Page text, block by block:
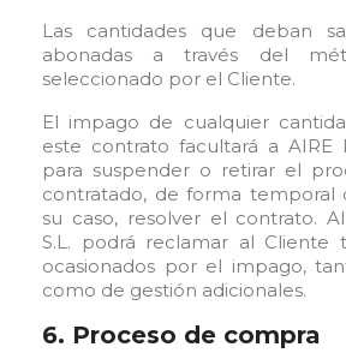
Las cantidades que deban
abonadas a través del
seleccionado por el Cliente.
El impago de cualquier
este contrato facultará a AIRE
para suspender o retirar el
contratado, de forma temporal
su caso, resolver el contrato.
S.L. podrá reclamar al Cliente
ocasionados por el impago,
como de gestión adicionales.
6. Proceso de compra